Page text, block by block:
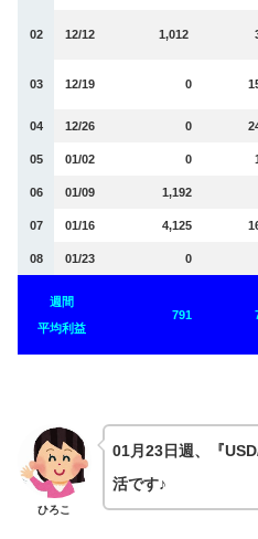
02 12/12 1,012
03 12/19 0
04 12/26 0
05 01/02 0
06 01/09 1,192
07 01/16 4,125
08 01/23 0
週間
平均利益
791
ひろこ
01月23日週、『
活です♪